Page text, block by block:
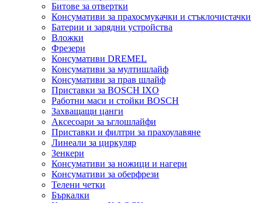
Битове за отвертки
Консумативи за прахосмукачки и стъклочистачки
Батерии и зарядни устройства
Вложки
Фрезери
Консумативи DREMEL
Консумативи за мултишлайф
Консумативи за прав шлайф
Приставки за BOSCH IXO
Работни маси и стойки BOSCH
Захващащи цанги
Аксесоари за ъглошлайфи
Приставки и филтри за прахоулавяне
Линеали за циркуляр
Зенкери
Консумативи за ножици и нагери
Консумативи за оберфрези
Телени четки
Бъркалки